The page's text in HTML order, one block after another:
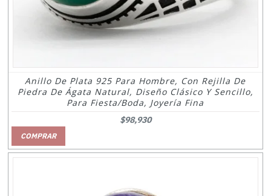
Anillo De Plata 925 Para Hombre, Con Rejilla De
Piedra De Ágata Natural, Diseño Clásico Y Sencillo,
Para Fiesta/boda, Joyería Fina
$98,930
COMPRAR